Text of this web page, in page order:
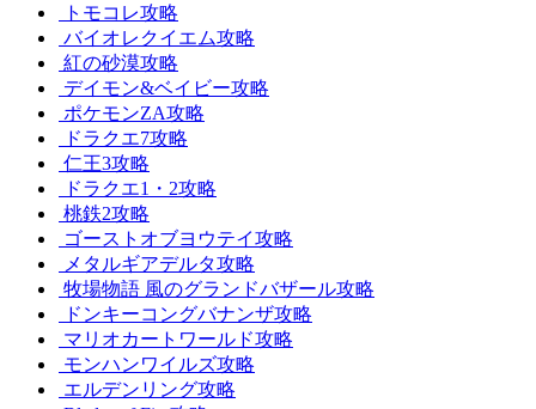
トモコレ攻略
バイオレクイエム攻略
紅の砂漠攻略
デイモン&ベイビー攻略
ポケモンZA攻略
ドラクエ7攻略
仁王3攻略
ドラクエ1・2攻略
桃鉄2攻略
ゴーストオブヨウテイ攻略
メタルギアデルタ攻略
牧場物語 風のグランドバザール攻略
ドンキーコングバナンザ攻略
マリオカートワールド攻略
モンハンワイルズ攻略
エルデンリング攻略